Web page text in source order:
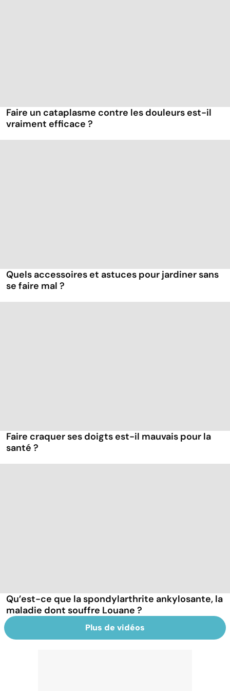
Faire un cataplasme contre les douleurs est-il
vraiment efficace ?
Quels accessoires et astuces pour jardiner sans
se faire mal ?
Faire craquer ses doigts est-il mauvais pour la
santé ?
Qu’est-ce que la spondylarthrite ankylosante, la
maladie dont souffre Louane ?
Plus de vidéos